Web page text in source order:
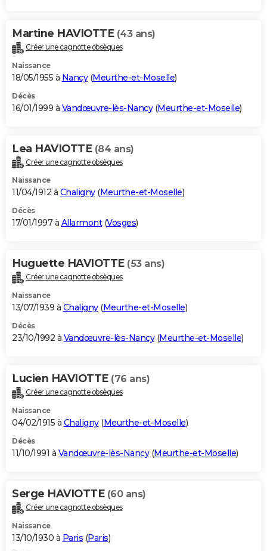
Martine HAVIOTTE (43 ans)
Créer une cagnotte obsèques
Naissance
18/05/1955 à Nancy(Meurthe-et-Moselle)
Décès
16/01/1999 à Vandœuvre-lès-Nancy(Meurthe-et-Moselle)
Lea HAVIOTTE (84 ans)
Créer une cagnotte obsèques
Naissance
11/04/1912 à Chaligny(Meurthe-et-Moselle)
Décès
17/01/1997 à Allarmont(Vosges)
Huguette HAVIOTTE (53 ans)
Créer une cagnotte obsèques
Naissance
13/07/1939 à Chaligny(Meurthe-et-Moselle)
Décès
23/10/1992 à Vandœuvre-lès-Nancy(Meurthe-et-Moselle)
Lucien HAVIOTTE (76 ans)
Créer une cagnotte obsèques
Naissance
04/02/1915 à Chaligny(Meurthe-et-Moselle)
Décès
11/10/1991 à Vandœuvre-lès-Nancy(Meurthe-et-Moselle)
Serge HAVIOTTE (60 ans)
Créer une cagnotte obsèques
Naissance
13/10/1930 à Paris (Paris)